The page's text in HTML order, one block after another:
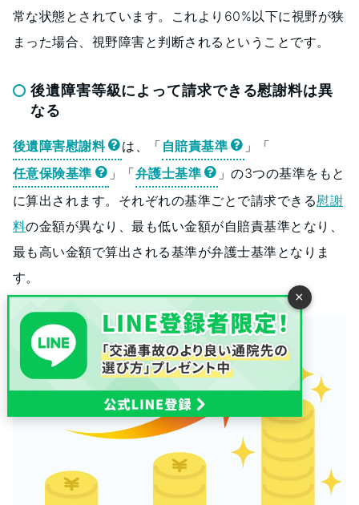
常な状態とされています。これより60%以下に視野が狭
まった場合、視野障害と判断されるということです。
後遺障害等級によって請求できる慰謝料は異
なる
後遺障害慰謝料 は、「 自賠責基準
」「
任意保険基準
」「弁護士基準
」の3つの基準をもと
に算出されます。それぞれの基準ごとで請求できる慰謝
料の金額が異なり、最も低い金額が自賠責基準となり、
最も高い金額で算出される基準が弁護士基準となりま
す。
×